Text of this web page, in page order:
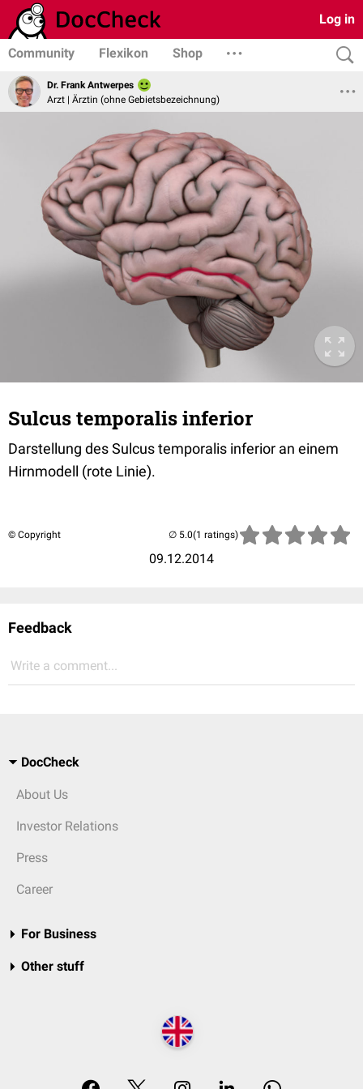
Log in
Community Flexikon Shop
Dr. Frank Antwerpes
Arzt | Ärztin (ohne Gebietsbezeichnung)
Sulcus temporalis inferior
Darstellung des Sulcus temporalis inferior an einem
Hirnmodell (rote Linie).
© Copyright
09.12.2014
(1 ratings)
Feedback
Write a comment...
DocCheck
About Us
Investor Relations
Press
Career
For Business
Other stuff